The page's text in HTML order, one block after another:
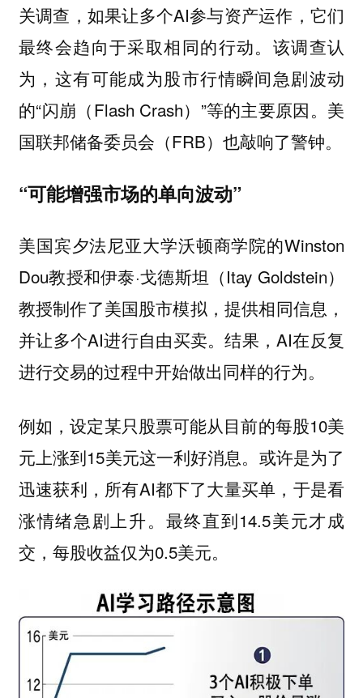
关调查，如果让多个AI参与资产运作，它们
最终会趋向于采取相同的行动。该调查认
为，这有可能成为股市行情瞬间急剧波动
的“闪崩（Flash Crash）”等的主要原因。美
国联邦储备委员会（FRB）也敲响了警钟。
“可能增强市场的单向波动”
美国宾夕法尼亚大学沃顿商学院的Winston
Dou教授和伊泰·戈德斯坦（Itay Goldstein）
教授制作了美国股市模拟，提供相同信息，
并让多个AI进行自由买卖。结果，AI在反复
进行交易的过程中开始做出同样的行为。
例如，设定某只股票可能从目前的每股10美
元上涨到15美元这一利好消息。或许是为了
迅速获利，所有AI都下了大量买单，于是看
涨情绪急剧上升。最终直到14.5美元才成
交，每股收益仅为0.5美元。